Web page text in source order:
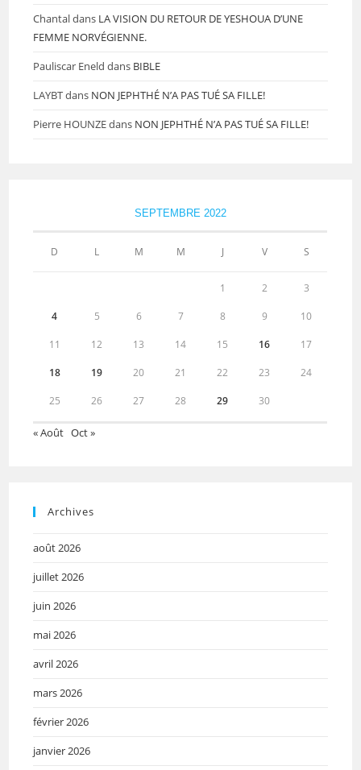
Chantaldans LA VISION DU RETOUR DE YESHOUA D’UNE
FEMME NORVÉGIENNE.
Pauliscar Eneld dans BIBLE
LAYBTdans NON JEPHTHÉ N’A PAS TUÉ SA FILLE!
Pierre HOUNZEdans NON JEPHTHÉ N’A PAS TUÉ SA FILLE!
SEPTEMBRE 2022
D L M M J V S
1 2 3
4 5 6 7 8 9 10
11 12 13 14 15 16 17
18 19 20 21 22 23 24
25 26 27 28 29 30
« Août Oct »
Archives
août 2026
juillet 2026
juin 2026
mai 2026
avril 2026
mars 2026
février 2026
janvier 2026